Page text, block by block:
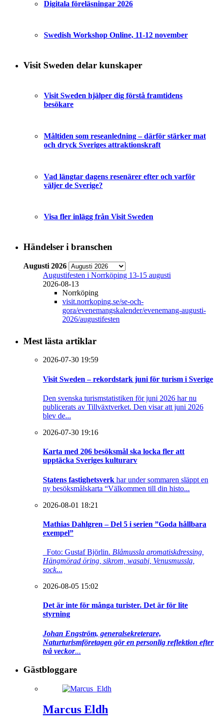
Digitala föreläsningar 2026
Swedish Workshop Online, 11-12 november
Visit Sweden delar kunskaper
Visit Sweden hjälper dig förstå framtidens
besökare
Måltiden som reseanledning – därför stärker mat
och dryck Sveriges attraktionskraft
Vad längtar dagens resenärer efter och varför
väljer de Sverige?
Visa fler inlägg från Visit Sweden
Händelser i branschen
Augusti 2026
Augustifesten i Norrköping 13-15 augusti
2026-08-13
Norrköping
visit.norrkoping.se/se-och-
gora/evenemangskalender/evenemang-augusti-
2026/augustifesten
Mest lästa artiklar
2026-07-30 19:59
Visit Sweden – rekordstark juni för turism i Sverige
Den svenska turismstatistiken för juni 2026 har nu
publicerats av Tillväxtverket. Den visar att juni 2026
blev de...
2026-07-30 19:16
Karta med 206 besöksmål ska locka fler att
upptäcka Sveriges kulturarv
Statens fastighetsverk har under sommaren släppt en
ny besöksmålskarta “Välkommen till din histo...
2026-08-01 18:21
Mathias Dahlgren – Del 5 i serien ”Goda hållbara
exempel”
Foto: Gustaf Björlin. Blåmussla aromatiskdressing,
Hängmörad öring, sikrom, wasabi, Venusmussla,
sock...
2026-08-05 15:02
Det är inte för många turister. Det är för lite
styrning
Johan Engström, generalsekreterare,
Naturturismföretagen gör en personlig reflektion efter
två veckor...
Gästbloggare
Marcus Eldh